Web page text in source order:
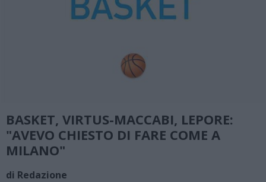
BASKET, VIRTUS-MACCABI, LEPORE:
"AVEVO CHIESTO DI FARE COME A
MILANO"
di Redazione